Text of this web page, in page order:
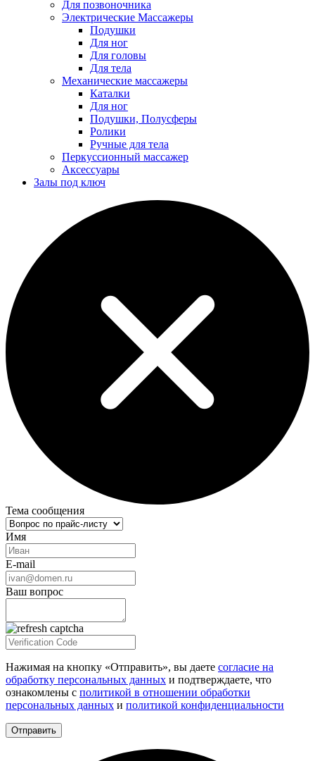
Для позвоночника
Электрические Массажеры
Подушки
Для ног
Для головы
Для тела
Механические массажеры
Каталки
Для ног
Подушки, Полусферы
Ролики
Ручные для тела
Перкуссионный массажер
Аксессуары
Залы под ключ
Тема сообщения
Имя
E-mail
Ваш вопрос
Нажимая на кнопку «Отправить», вы даете согласие на
обработку персональных данных и подтверждаете, что
ознакомлены с политикой в отношении обработки
персональных данных и политикой конфиденциальности